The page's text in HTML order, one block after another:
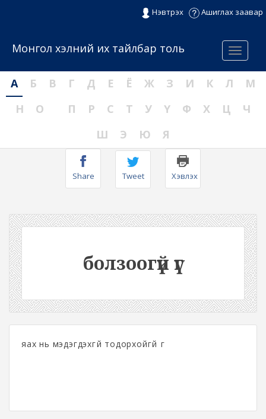
Нэвтрэх Ашиглах заавар
Menu
Монгол хэлний их тайлбар толь
А Б В Г Д Е Ё Ж З И К Л
М
Н
О П Р С Т У Ү Ф Х Ц
Ч
Ш
Э Ю Я
Share Tweet Хэвлэх
болзоогүй үг
яах нь мэдэгдэхгүй тодорхойгүй үг